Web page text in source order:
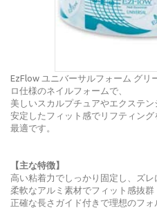
EzFlow ユニバーサルフォーム グリ
ロ仕様のネイルフォームで、
美しいスカルプチュアやエクステン
安定したフィット感でリフティン
最適です。
【主な特徴】
高い粘着力でしっかり固定し、ズレ
柔軟なアルミ素材でフィット感抜群
正確な長さガイド付きで理想のフォ